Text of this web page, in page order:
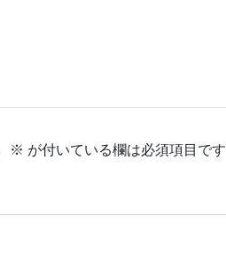
※ が付いている欄は必須項目です